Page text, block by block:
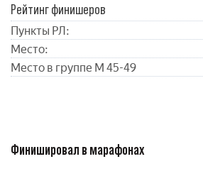
Рейтинг финишеров
Пункты РЛ:
Место:
Место в группе М 45-49
Финишировал в марафонах